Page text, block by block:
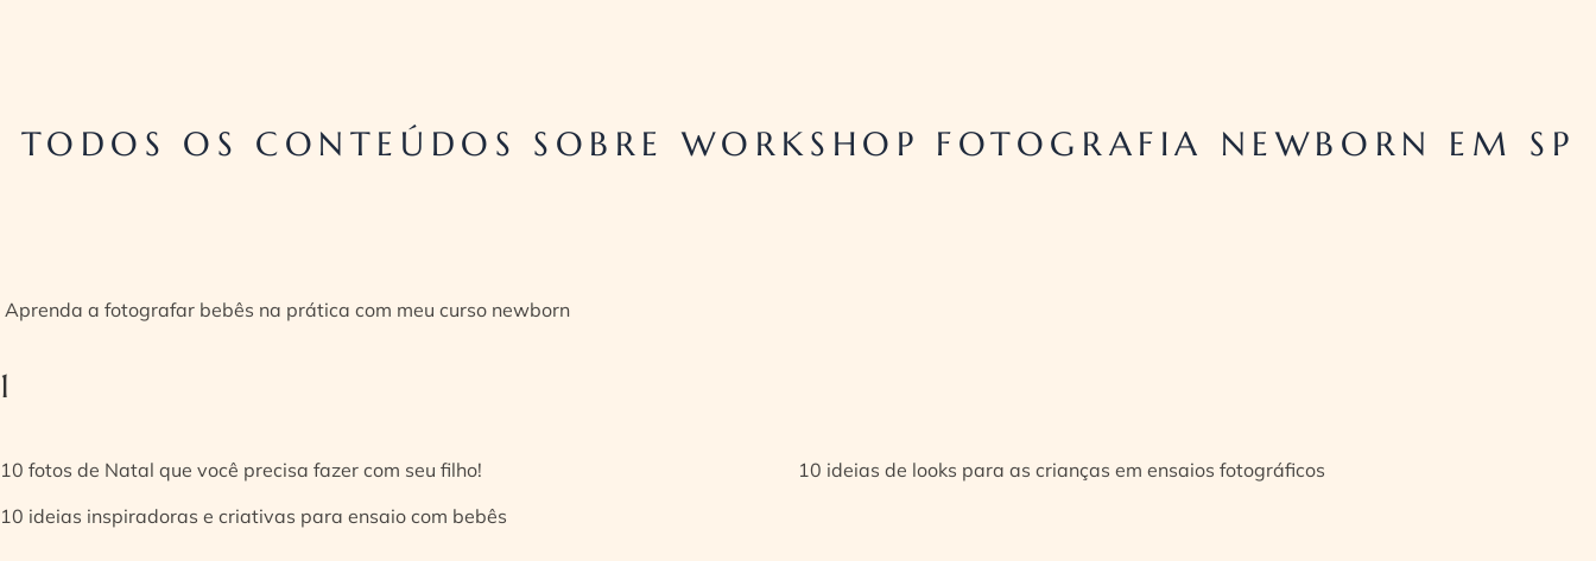
TODOS OS CONTEÚDOS SOBRE WORKSHOP FOTOGRAFIA NEWBORN EM SP
Aprenda a fotografar bebês na prática com meu curso newborn
1
10 fotos de Natal que você precisa fazer com seu filho!
10 ideias de looks para as crianças em ensaios fotográficos
10 ideias inspiradoras e criativas para ensaio com bebês